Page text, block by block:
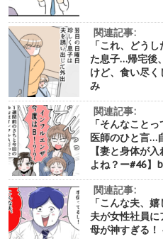
関連記事:
「これ、どう
た息子…帰宅後
けど、食い尽
み
関連記事:
「そんなこと
医師のひと言…
【妻と身体が
よね？ー#46】
関連記事:
「こんな夫、
夫が女性社員
母が神すぎる